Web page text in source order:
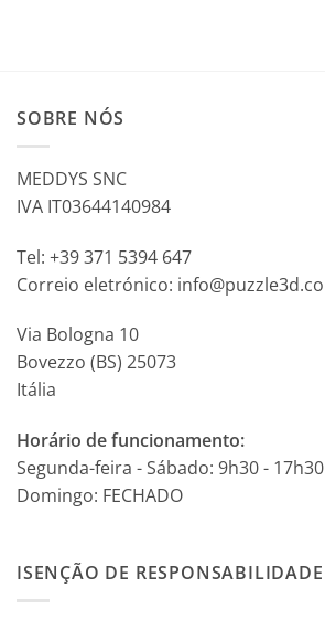
SOBRE NÓS
MEDDYS SNC
IVA IT03644140984
Tel: +39 371 5394 647
Correio eletrónico: info@puzzle3d.co
Via Bologna 10
Bovezzo (BS) 25073
Itália
Horário de funcionamento:
Segunda-feira - Sábado: 9h30 - 17h30
Domingo: FECHADO
ISENÇÃO DE RESPONSABILIDADE